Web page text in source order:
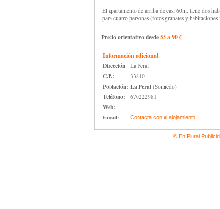
El apartamento de arriba de casi 60m. tiene dos
para cuatro personas (fotos granates y habitaciones
Precio orientativo desde 55 a 90 €
Información adicional
Dirección
La Peral
C.P.: 33840
Población: La Peral(Somiedo)
Teléfono: 670222981
Web:
Email:
Contacta con el alojamiento.
© En Plural